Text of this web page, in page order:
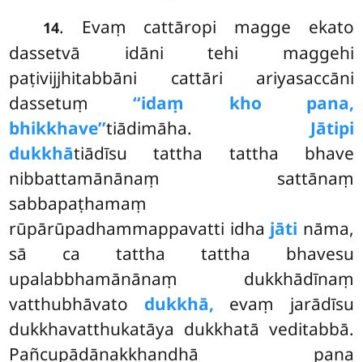
14. Evaṃ cattāropi magge ekato
dassetvā idāni tehi maggehi
paṭivijjhitabbāni cattāri ariyasaccāni
dassetuṃ‘‘idaṃ kho pana,
bhikkhave’’tiādimāha. Jātipi
dukkhātiādīsu tattha tattha bhave
nibbattamānānaṃ sattānaṃ
sabbapaṭhamaṃ
rūpārūpadhammappavatti idha jāti nāma,
sā ca tattha tattha bhavesu
upalabbhamānānaṃ dukkhādīnaṃ
vatthubhāvato dukkhā, evaṃ jarādīsu
dukkhavatthukatāya dukkhatā veditabbā.
Pañcupādānakkhandhā pana